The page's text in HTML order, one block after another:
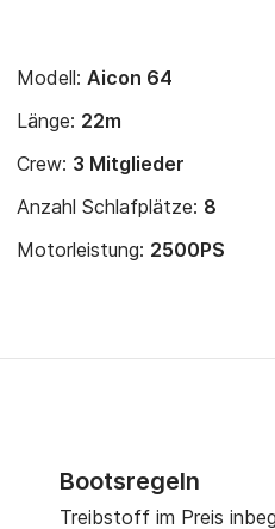
Modell: Aicon 64
Länge: 22m
Crew: 3 Mitglieder
Anzahl Schlafplätze: 8
Motorleistung: 2500PS
Bootsregeln
Treibstoff im Preis